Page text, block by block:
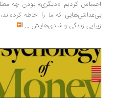
کردیم «دیگری» بودن چه معنایی
که ما را احاطه کرده‌اند، و
زندگی و شادی‌هایش...